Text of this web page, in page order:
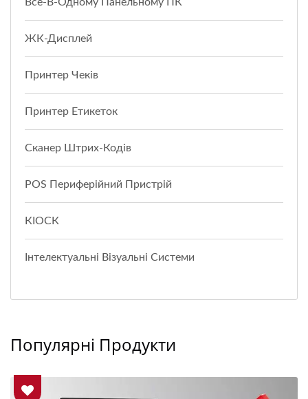
ЖК-Дисплей
Принтер Чеків
Принтер Етикеток
Сканер Штрих-Кодів
POS Периферійний Пристрій
КІОСК
Інтелектуальні Візуальні Системи
Популярні Продукти